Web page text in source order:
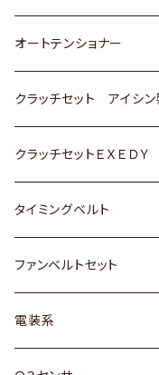
スバル
三菱
スバル
三菱
スバル
いすゞ
ダイハツ
マツダ
三菱
スバル
日野
GOLF
ＷＡＧＥＮ
アストロ（シボレー）
クライスラー
ＷＡＧＥＮ
ＶＯＬＶＯ
ホンダ
スズキ
日産
ダイハツ
マツダ
三菱
スズキ
ダイハツ
日産
ホンダ
マツダ
オートテンショナー
トヨタ
クラッチセット アイシン
ホンダ
スズキ
ダイハツ
マツダ
クラッチセットＥＸＥＤＹ
ホンダ
スズキ
日産
タイミングベルト
トヨタ
スズキ
ファンベルトセット
トヨタ
電装系